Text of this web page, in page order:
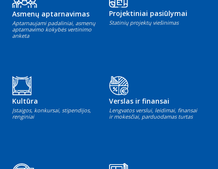
Asmenų aptarnavimas
Aptarnaujami padaliniai, asmenų
aptarnavimo kokybės vertinimo
anketa
Projektiniai pasiūlymai
Statinių projektų viešinimas
Kultūra
Įstaigos, konkursai, stipendijos,
renginiai
Verslas ir finansai
Lengvatos verslui, leidimai, finansai
ir mokesčiai, parduodamas turtas